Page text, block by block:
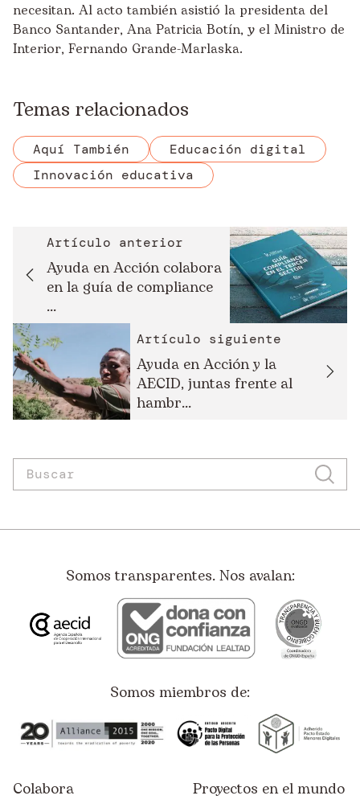
necesitan. Al acto también asistió la presidenta del
Banco Santander, Ana Patricia Botín, y el Ministro de
Interior, Fernando Grande-Marlaska.
Temas relacionados
Aquí También
Educación digital
Innovación educativa
Artículo anterior
Ayuda en Acción colabora
en la guía de compliance
...
Artículo siguiente
Ayuda en Acción y la
AECID, juntas frente al
hambr...
Somos transparentes. Nos avalan:
Somos miembros de:
Colabora Proyectos en el mundo